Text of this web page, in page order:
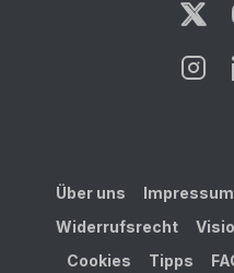
Über uns Impressum
Widerrufsrecht
Cookies
Tipps